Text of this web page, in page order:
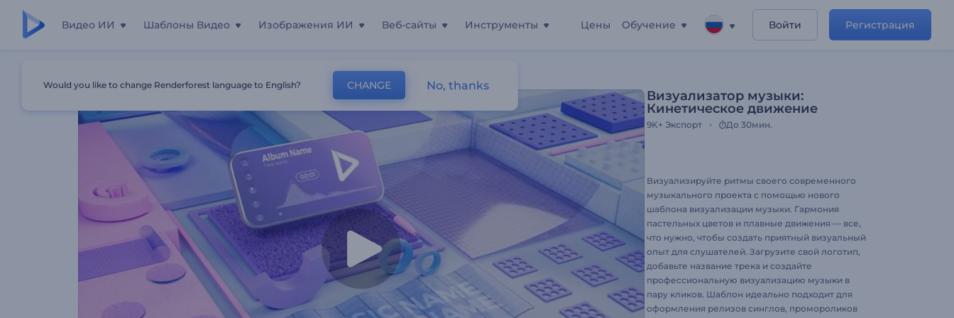
Видео ИИ Шаблоны Видео Изображения ИИ Веб-сайты Инструменты Цены Обучение Войти Регистрация
Визуализатор Музыки: Кинетическое Движение
Визуализатор музыки:
Кинетическое движение
9K+ Экспорт До 30мин.
Визуализируйте ритмы своего современного
музыкального проекта с помощью нового
шаблона визуализации музыки. Гармония
пастельных цветов и плавные движения — все,
что нужно, чтобы создать приятный визуальный
опыт для слушателей. Загрузите свой логотип,
добавьте название трека и создайте
профессиональную визуализацию музыки в
пару кликов. Шаблон идеально подходит для
оформления релизов синглов, промороликов
Would you like to change Renderforest language to English? CHANGE No, thanks